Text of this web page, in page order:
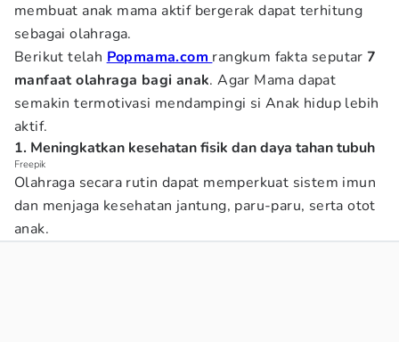
membuat anak mama aktif bergerak dapat terhitung
sebagai olahraga.
Berikut telah Popmama.com rangkum fakta seputar7
manfaat olahraga bagi anak. Agar Mama dapat
semakin termotivasi mendampingi si Anak hidup lebih
aktif.
1. Meningkatkan kesehatan fisik dan daya tahan tubuh
Freepik
Olahraga secara rutin dapat memperkuat sistem imun
dan menjaga kesehatan jantung, paru-paru, serta otot
anak.